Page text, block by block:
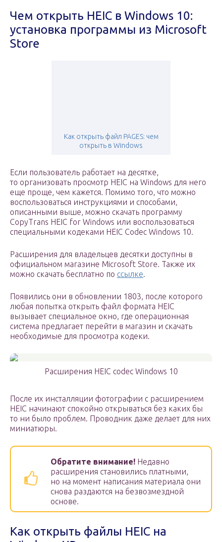
Чем открыть HEIC в Windows 10:
установка программы из Microsoft
Store
Как открыть файл PAGES: чем
открыть в Windows
Если пользователь работает на десятке,
то организовать просмотр HEIC на Windows для него
еще проще, чем кажется. Помимо того, что можно
воспользоваться инструкциями и способами,
описанными выше, можно скачать программу
CopyTrans HEIC for Windows или воспользоваться
специальными кодеками HEIC Сodec Windows 10.
Расширения для владельцев десятки доступны в
официальном магазине Microsoft Store. Также их
можно скачать бесплатно по ссылке.
Появились они в обновлении 1803, после которого
любая попытка открыть файл формата HEIC
вызывает специальное окно, где операционная
система предлагает перейти в магазин и скачать
необходимые для просмотра кодеки.
Расширения HEIC codec Windows 10
После их инсталляции фотографии с расширением
HEIC начинают спокойно открываться без каких бы
то ни было проблем. Проводник даже делает для них
миниатюры.
Обратите внимание! Недавно
расширения становились платными,
но на момент написания материала они
снова раздаются на безвозмездной
основе.
Как открыть файлы HEIC на